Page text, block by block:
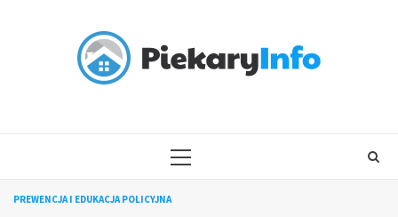
PRIMARY
PREWENCJA I EDUKACJA POLICYJNA